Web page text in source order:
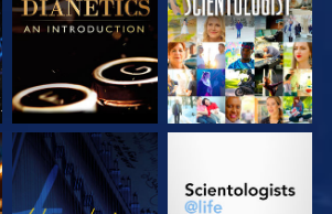
VE
EXPLORA LAS